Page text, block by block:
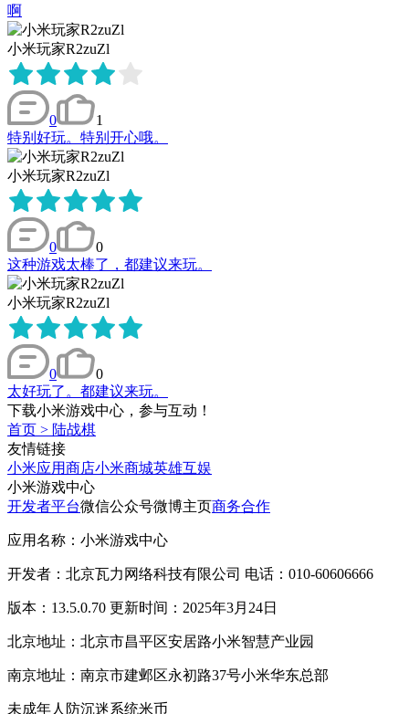
啊
小米玩家R2zuZl
0
1
特别好玩。特别开心哦。
小米玩家R2zuZl
0
0
这种游戏太棒了，都建议来玩。
小米玩家R2zuZl
0
0
太好玩了。都建议来玩。
下载小米游戏中心，参与互动！
首页 > 陆战棋
友情链接
小米应用商店小米商城英雄互娱
小米游戏中心
开发者平台微信公众号微博主页商务合作
应用名称：小米游戏中心
开发者：北京瓦力网络科技有限公司 电话：010-60606666
版本：13.5.0.70 更新时间：2025年3月24日
北京地址：北京市昌平区安居路小米智慧产业园
南京地址：南京市建邺区永初路37号小米华东总部
未成年人防沉迷系统米币